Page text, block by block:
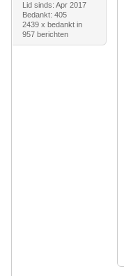
Lid sinds: Apr 2017
Bedankt: 405
2439 x bedankt in
957 berichten